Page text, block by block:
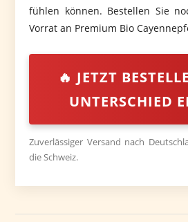
fühlen können. Bestellen Sie
Vorrat an Premium Bio
🔥 JETZT
UNTERSCHIED
Zuverlässiger Versand nach
die Schweiz.